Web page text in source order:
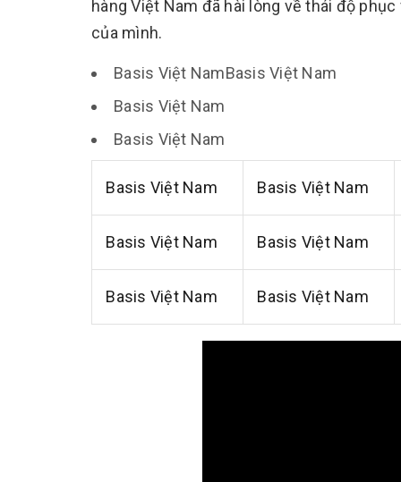
hàng Việt Nam đã hài lòng về thái độ
của mình.
Basis Việt NamBasis Việt Nam
Basis Việt Nam
Basis Việt Nam
Basis Việt Nam Basis Việt Nam
Basis Việt Nam Basis Việt Nam
Basis Việt Nam Basis Việt Nam